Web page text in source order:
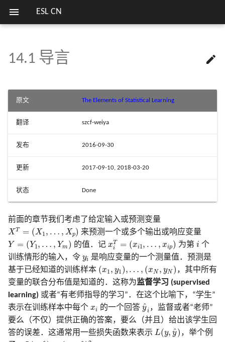
ESL CN
序言
2 监督学习概要
2.5 高维问题的局部方法
数逼近
2.7 结构化的回归模型
2.8 限制性估计的种类
2.9 模型选择和偏差-方差
衡
文献笔记
3 回归的线性方法
3.6 选择和收缩方法的比较
3.7 多重输出的收缩和选择
3.8 Lasso 和相关路径算法
3.9 计算上的考虑
文献笔记
4.5 分离超平面
5 基展开和正规化
5.5 光滑参数的自动选择
5.7 多维样条
5.8 正则化和再生核希尔伯
空间理论
5.9 小波光滑
文献笔记
附录-B 样条的计算
6 核光滑方法
6.4IR
6.5 局部似然和其他模型
6.6 核密度估计和分类
6.7 径向基函数和核
6.8 混合模型的密度估计和
类
6.9 计算上的考虑
7.5 样本内预测误差的估计
7.7 贝叶斯方法和 BIC
7.8 最小描述长度
7.9 VC 维
7.10 交叉验证
7.11 自助法
7.12 条件测试误差或期望
8 模型推断和平均
8.6 从后验分布采样的
8.7 袋装法
8.8 模型平均和堆栈
8.9 随机搜索
文献笔记
9 增广模型，树，
以及相关方法
9.4 多元自适应回归样条
9.6 缺失数据
9.7 计算上的考虑
文献笔记
10.5 为什么是指数损失
10.7 数据挖掘的现货方法
10.8 垃圾邮件的例子
10.9 Boosting 树
10.10 基于梯度提升的数值
化
10.11 大小合适的 boosting
11 神经网络
11.5 训练神经网络的一些
11.7 邮编数字的例子
文献笔记
12 支持向量机和
灵活的判别方法
12.5 灵活判别分析
12.7 混合判别分析
计算上的考虑
文献笔记
13.3 k 最近邻分类器
13.4 自适应的最近邻方法
13.5 计算上的考虑
文献笔记
15.3 随机森林的细节
15.4 随机森林的分析
文献笔记
16.3 学习集成
文献笔记
17.3 连续变量的无向图模型
17.4 离散变量的无向图模型
文献笔记
收缩重心
18.6 有监督的主成分
18.7 特征评估和多重检验问题
文献笔记
实验重现
模拟 Fig. 7.3
模拟 Fig. 7.9
模拟 Fig. 13.5
模拟 Fig. 14.42
模拟 Eq. 10.2
模拟 Tab. 12.2
模拟 Fig. 9.7
比较总结
SVM 处理线性和非线性类
R 语言处理缺失数据
B 样条在 R, Python, Cpp 中
实现

14.1 导言
原文 The Elements of Statistical Learning
翻译 szcf-weiya
发布 2016-09-30
更新 2017-09-10, 2018-03-20
状态 Done
前面的章节我们考虑了给定输入或预测变量
XT = (X1 , … , Xp)
XT= ,…,X
来预测一个或多个输出或响应变量
Y = (Y1 , … , Ym)
Y= ,…,
的值．记 xT
i
= (xi1 , … , xip)
iT= 1
为第 i
i 个
训练情形的输入，令 yi
yi 是响应变量的一个测量值．预测是
基于已经知道的训练样本 (x1 , y1 ), … , (xN , yN )
(x , y
，其中所有
变量的联合分布值是知道的．这称为监督学习 (supervised
learning) 或者“有老师指导的学习”．在这个比喻下，“学生”
表示在训练样本中每个 xi
xi 的一个回答 ^
y i
y^
，监督或者“老师”
要么（不仅）提供正确的答案，要么（并且）给出该学生回
答的误差．这通常用一些损失函数来表示 L(y, ^
y)
L( y ^)
，举个例
L( y ^)= y